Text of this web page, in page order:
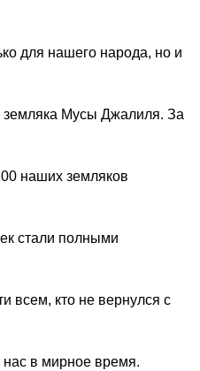
для нашего народа, но и
земляка Мусы Джалиля. За
наших земляков
стали полными
всем, кто не вернулся с
нас в мирное время.